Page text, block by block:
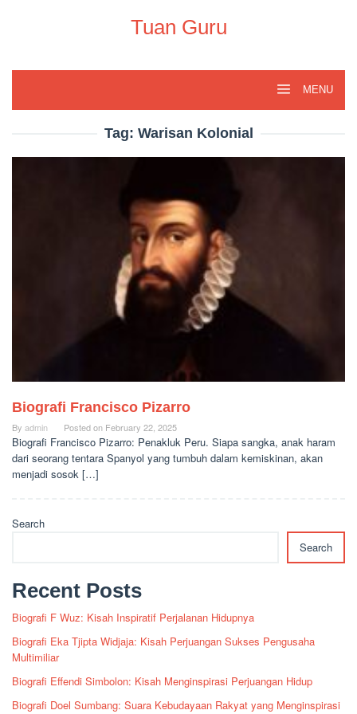
Tuan Guru
MENU
Tag: Warisan Kolonial
Biografi Francisco Pizarro
By admin Posted on February 22, 2025
Biografi Francisco Pizarro: Penakluk Peru. Siapa sangka, anak haram
dari seorang tentara Spanyol yang tumbuh dalam kemiskinan, akan
menjadi sosok […]
Search
Search
Recent Posts
Biografi F Wuz: Kisah Inspiratif Perjalanan Hidupnya
Biografi Eka Tjipta Widjaja: Kisah Perjuangan Sukses Pengusaha
Multimiliar
Biografi Effendi Simbolon: Kisah Menginspirasi Perjuangan Hidup
Biografi Doel Sumbang: Suara Kebudayaan Rakyat yang Menginspirasi